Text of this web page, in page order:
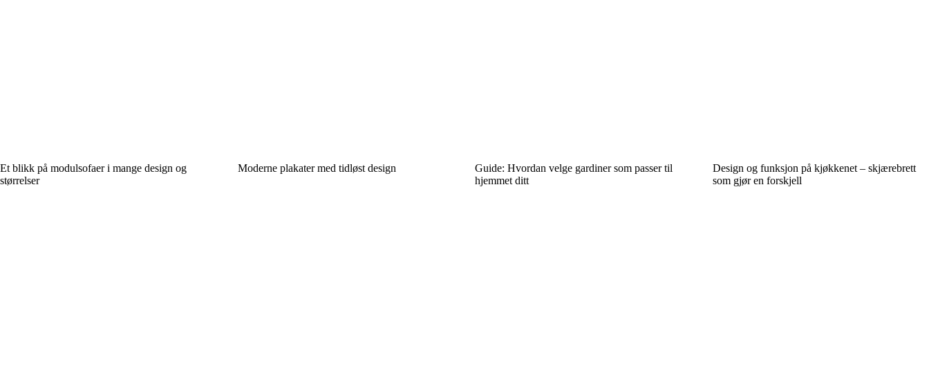
Et blikk på modulsofaer i mange design og
størrelser
Moderne plakater med tidløst design
Guide: Hvordan velge gardiner som passer til
hjemmet ditt
Design og funksjon på kjøkkenet – skjærebrett
som gjør en forskjell